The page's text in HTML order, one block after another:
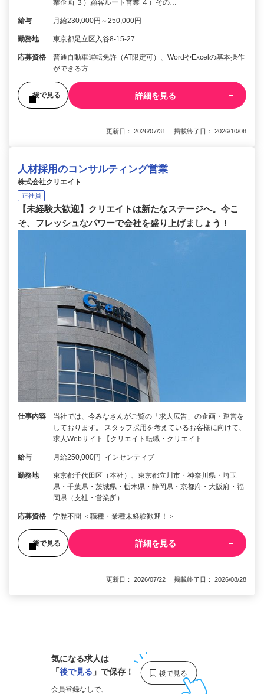
業企画 ３）顧客ルート営業 ４）その…
給与 月給230,000円～250,000円
勤務地 東京都足立区入谷8-15-27
応募資格
普通自動車運転免許（AT限定可）、WordやExcelの基本操作
ができる方
後で見る 詳細を見る
更新日： 2026/07/31 掲載終了日： 2026/10/08
人材採用のコンサルティング営業
株式会社クリエイト
正社員
【未経験大歓迎】クリエイトは新たなステージへ。今こ
そ、フレッシュなパワーで会社を盛り上げましょう！
仕事内容
当社では、今みなさんがご覧の「求人広告」の企画・運営を
しております。 スタッフ採用を考えているお客様に向けて、
求人Webサイト【クリエイト転職・クリエイト…
給与 月給250,000円+インセンティブ
勤務地
東京都千代田区（本社）、東京都立川市・神奈川県・埼玉
県・千葉県・茨城県・栃木県・静岡県・京都府・大阪府・福
岡県（支社・営業所）
応募資格 学歴不問 ＜職種・業種未経験歓迎！＞
後で見る 詳細を見る
更新日： 2026/07/22 掲載終了日： 2026/08/28
気になる求人は
「後で見る 」で保存！
会員登録なしで、